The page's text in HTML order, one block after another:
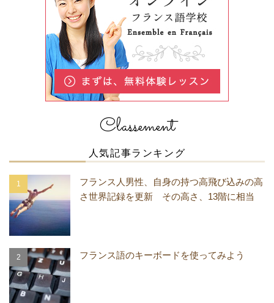
Classement
人気記事ランキング
フランス人男性、自身の持つ高飛び込みの高
さ世界記録を更新 その高さ、13階に相当
フランス語のキーボードを使ってみよう